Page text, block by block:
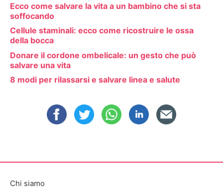
Ecco come salvare la vita a un bambino che si sta
soffocando
Cellule staminali: ecco come ricostruire le ossa
della bocca
Donare il cordone ombelicale: un gesto che può
salvare una vita
8 modi per rilassarsi e salvare linea e salute
Chi siamo